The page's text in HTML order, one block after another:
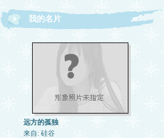
我的名片
远方的孤独
来自: 硅谷